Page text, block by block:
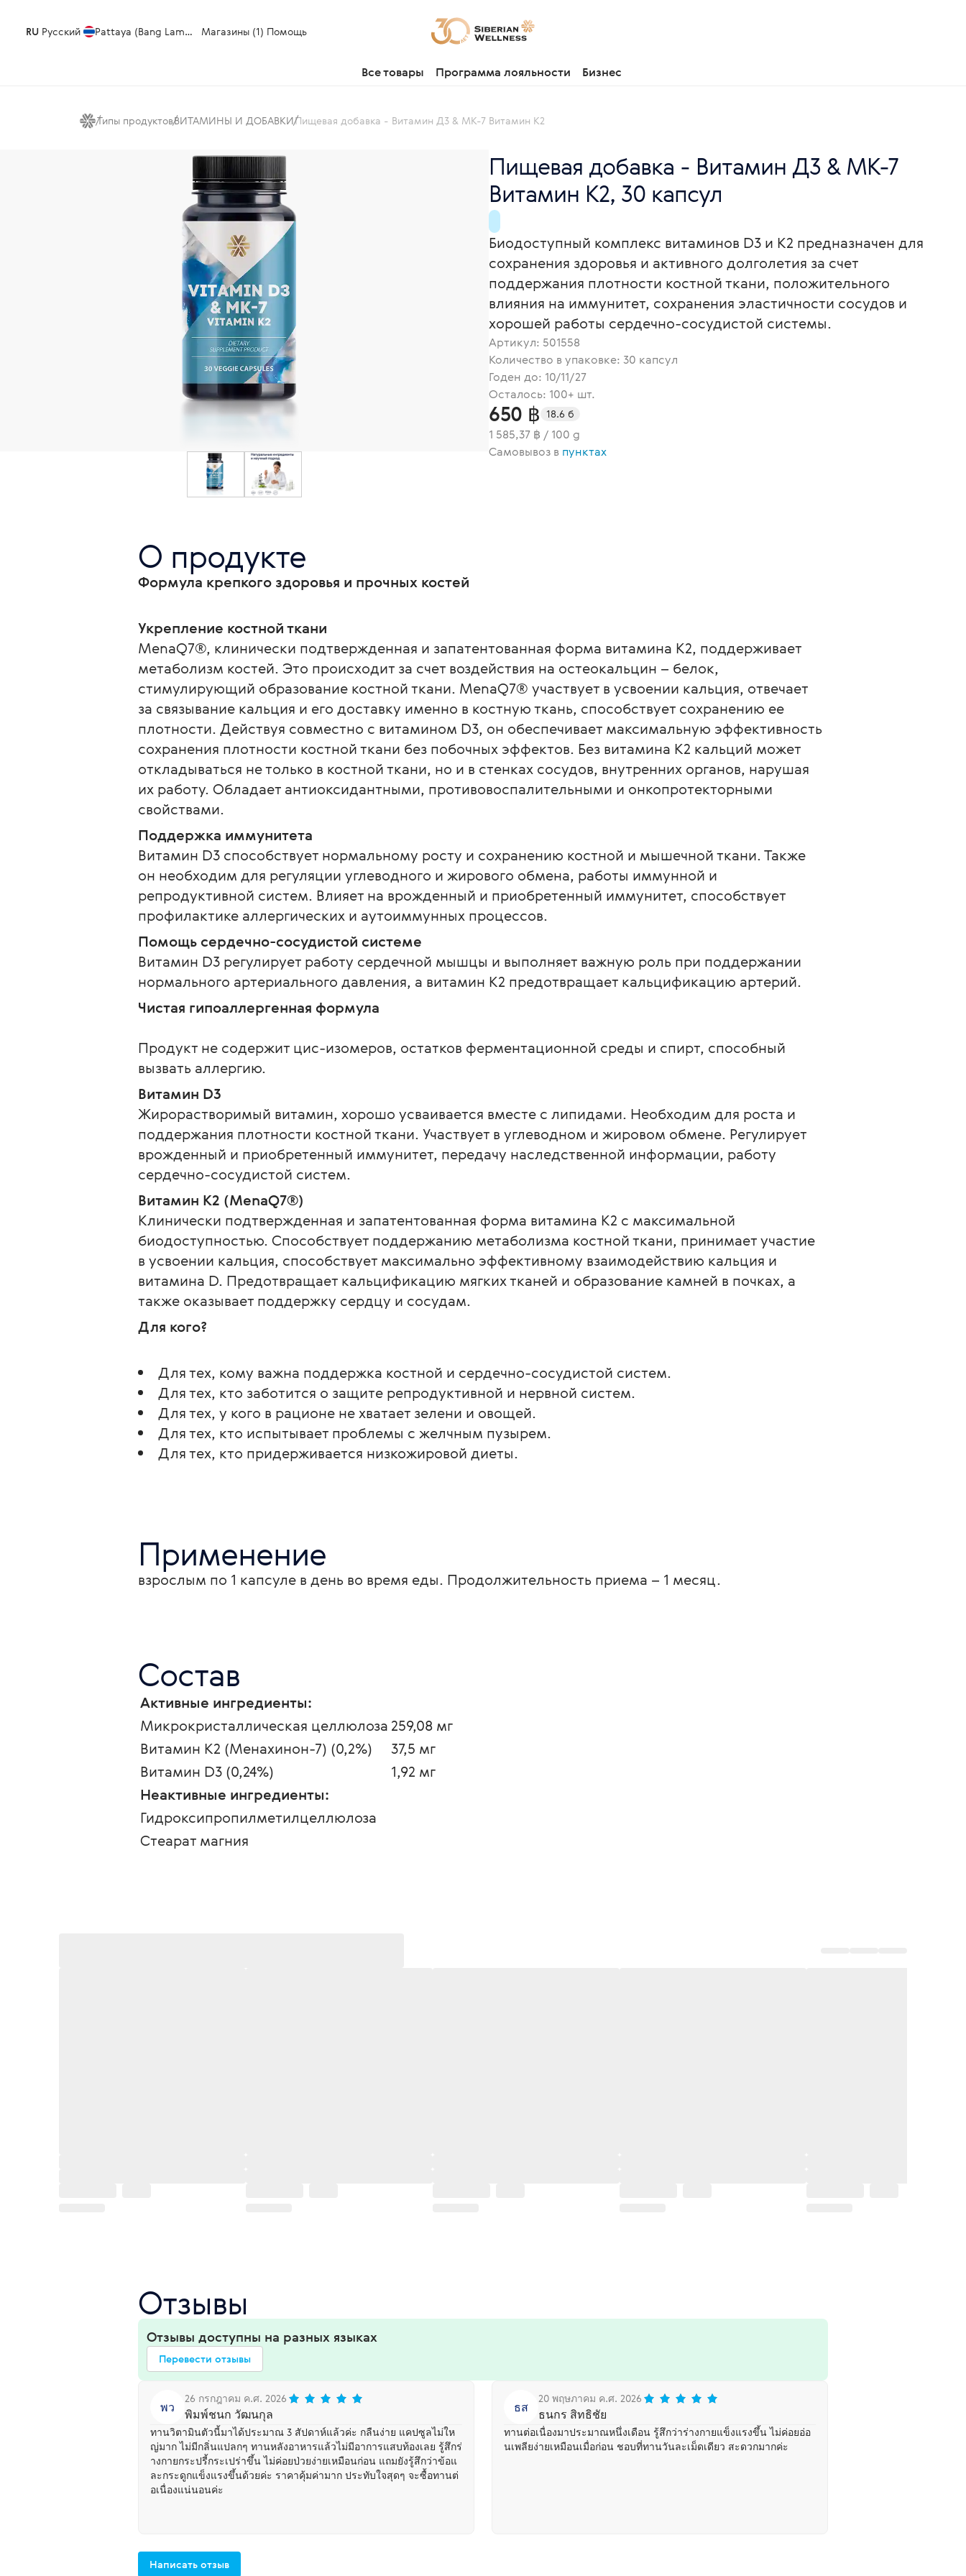
RU Русский Pattaya (Bang Lamung) Магазины (1) Помощь
Все товары Программа лояльности Бизнес
Типы продуктовВИТАМИНЫ И ДОБАВКИПищевая добавка - Витамин Д3 & MK-7 Витамин К2
Пищевая добавка - Витамин Д3 & MK-7
Витамин К2, 30 капсул
Биодоступный комплекс витаминов D3 и K2 предназначен для
сохранения здоровья и активного долголетия за счет
поддержания плотности костной ткани, положительного
влияния на иммунитет, сохранения эластичности сосудов и
хорошей работы сердечно-сосудистой системы.
Артикул: 501558
Количество в упаковке: 30 капсул
Годен до: 10/11/27
Осталось: 100+ шт.
650 ฿ 18.6 б
1 585,37 ฿ / 100 g
Самовывоз в пунктах
О продукте
Формула крепкого здоровья и прочных костей
Укрепление костной ткани
MenaQ7®, клинически подтвержденная и запатентованная форма витамина K2, поддерживает
метаболизм костей. Это происходит за счет воздействия на остеокальцин – белок,
стимулирующий образование костной ткани. MenaQ7® участвует в усвоении кальция, отвечает
за связывание кальция и его доставку именно в костную ткань, способствует сохранению ее
плотности. Действуя совместно с витамином D3, он обеспечивает максимальную эффективность
сохранения плотности костной ткани без побочных эффектов. Без витамина К2 кальций может
откладываться не только в костной ткани, но и в стенках сосудов, внутренних органов, нарушая
их работу. Обладает антиоксидантными, противовоспалительными и онкопротекторными
свойствами.
Поддержка иммунитета
Витамин D3 способствует нормальному росту и сохранению костной и мышечной ткани. Также
он необходим для регуляции углеводного и жирового обмена, работы иммунной и
репродуктивной систем. Влияет на врожденный и приобретенный иммунитет, способствует
профилактике аллергических и аутоиммунных процессов.
Помощь сердечно-сосудистой системе
Витамин D3 регулирует работу сердечной мышцы и выполняет важную роль при поддержании
нормального артериального давления, а витамин К2 предотвращает кальцификацию артерий.
Чистая гипоаллергенная формула
Продукт не содержит цис-изомеров, остатков ферментационной среды и спирт, способный
вызвать аллергию.
Витамин D3
Жирорастворимый витамин, хорошо усваивается вместе с липидами. Необходим для роста и
поддержания плотности костной ткани. Участвует в углеводном и жировом обмене. Регулирует
врожденный и приобретенный иммунитет, передачу наследственной информации, работу
сердечно-сосудистой систем.
Витамин K2 (MenaQ7®)
Клинически подтвержденная и запатентованная форма витамина K2 с максимальной
биодоступностью. Способствует поддержанию метаболизма костной ткани, принимает участие
в усвоении кальция, способствует максимально эффективному взаимодействию кальция и
витамина D. Предотвращает кальцификацию мягких тканей и образование камней в почках, а
также оказывает поддержку сердцу и сосудам.
Для кого?
Для тех, кому важна поддержка костной и сердечно-сосудистой систем.
Для тех, кто заботится о защите репродуктивной и нервной систем.
Для тех, у кого в рационе не хватает зелени и овощей.
Для тех, кто испытывает проблемы с желчным пузырем.
Для тех, кто придерживается низкожировой диеты.
Применение
взрослым по 1 капсуле в день во время еды. Продолжительность приема – 1 месяц.
Состав
Активные ингредиенты:
Микрокристаллическая целлюлоза 259,08 мг
Витамин K2 (Менахинон-7) (0,2%)
37,5 мг
Витамин D3 (0,24%)
1,92 мг
Неактивные ингредиенты:
Гидроксипропилметилцеллюлоза
Стеарат магния
Отзывы
Отзывы доступны на разных языках
Перевести отзывы
พว
26 กรกฎาคม ค.ศ. 2026
พิมพ์ชนก วัฒนกุล
ทานวิตามินตัวนี้มาได้ประมาณ 3 สัปดาห์แล้วค่ะ กลืนง่าย แคปซูลไม่ให
ญ่มาก ไม่มีกลิ่นแปลกๆ ทานหลังอาหารแล้วไม่มีอาการแสบท้องเลย รู้สึกร่
างกายกระปรี้กระเปร่าขึ้น ไม่ค่อยป่วยง่ายเหมือนก่อน แถมยังรู้สึกว่าข้อแ
ละกระดูกแข็งแรงขึ้นด้วยค่ะ ราคาคุ้มค่ามาก ประทับใจสุดๆ จะซื้อทานต่
อเนื่องแน่นอนค่ะ
ธส
20 พฤษภาคม ค.ศ. 2026
ธนกร สิทธิชัย
ทานต่อเนื่องมาประมาณหนึ่งเดือน รู้สึกว่าร่างกายแข็งแรงขึ้น ไม่ค่อยอ่อ
นเพลียง่ายเหมือนเมื่อก่อน ชอบที่ทานวันละเม็ดเดียว สะดวกมากค่ะ
Написать отзыв